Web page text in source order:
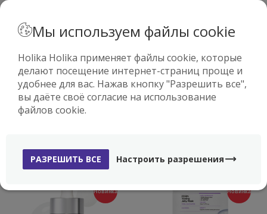
УХОД ЗА ЛИЦОМ( 131 )
Новинка Новинка
Мы используем файлы cookie
Holika Holika применяет файлы cookie, которые
делают посещение интернет-страниц проще и
удобнее для вас. Нажав кнопку "Разрешить все",
вы даёте своё согласие на использование
файлов cookie.
РАЗРЕШИТЬ ВСЕ Настроить разрешения